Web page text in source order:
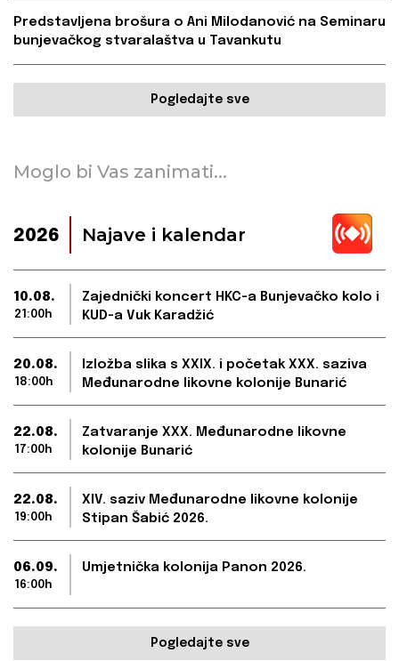
Predstavljena brošura o Ani Milodanović na Seminaru
bunjevačkog stvaralaštva u Tavankutu
Pogledajte sve
Moglo bi Vas zanimati...
2026 Najave i kalendar
10.08.
21:00h
Zajednički koncert HKC-a Bunjevačko kolo i
KUD-a Vuk Karadžić
20.08.
18:00h
Izložba slika s XXIX. i početak XXX. saziva
Međunarodne likovne kolonije Bunarić
22.08.
17:00h
Zatvaranje XXX. Međunarodne likovne
kolonije Bunarić
22.08.
19:00h
XIV. saziv Međunarodne likovne kolonije
Stipan Šabić 2026.
06.09.
16:00h
Umjetnička kolonija Panon 2026.
Pogledajte sve